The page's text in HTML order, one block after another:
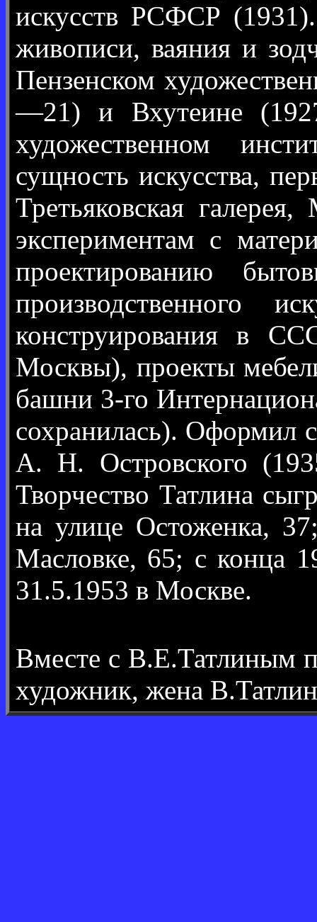
искусств РСФСР
живописи, ваяния и
Пензенском
—21) и Вхутеине
художественном
сущность искусства,
Третьяковская
экспериментам с
проектированию
производственного
конструирования в
Москвы), проекты
башни 3-го
сохранилась). Оформил
А. Н. Островского
Творчество Татлина
на улице Остоженка,
Масловке, 65; с конца
31.5.1953 в Москве.
Вместе с В.Е.Татлиным
художник, жена